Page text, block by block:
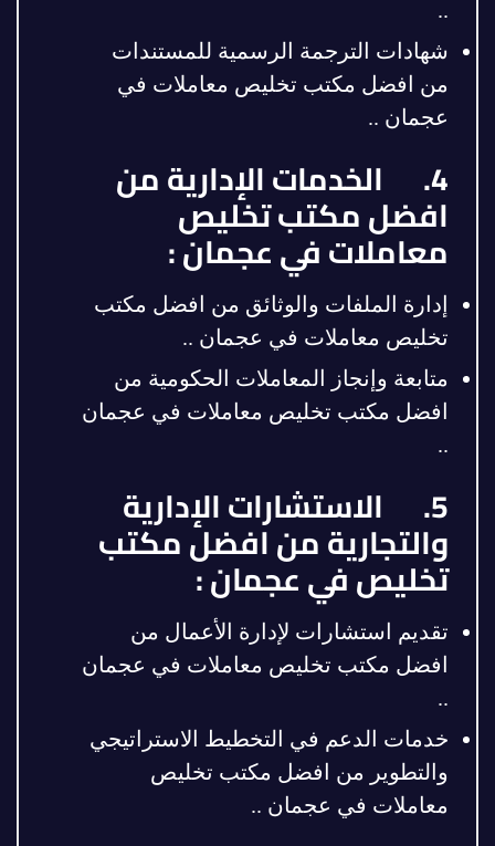
..
شهادات الترجمة الرسمية للمستندات
من افضل مكتب تخليص معاملات في
عجمان ..
4. الخدمات الإدارية من
افضل مكتب تخليص
معاملات في عجمان :
إدارة الملفات والوثائق من افضل مكتب
تخليص معاملات في عجمان ..
متابعة وإنجاز المعاملات الحكومية من
افضل مكتب تخليص معاملات في عجمان
..
5. الاستشارات الإدارية
والتجارية من افضل مكتب
تخليص في عجمان :
تقديم استشارات لإدارة الأعمال من
افضل مكتب تخليص معاملات في عجمان
..
خدمات الدعم في التخطيط الاستراتيجي
والتطوير من افضل مكتب تخليص
معاملات في عجمان ..